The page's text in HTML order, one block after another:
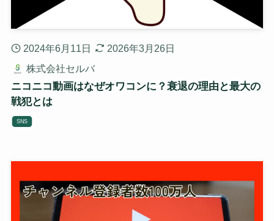
2024年6月11日
2026年3月26日
株式会社セルバ
ニコニコ動画はなぜオワコンに？衰退の理由と最大の
戦犯とは
SNS